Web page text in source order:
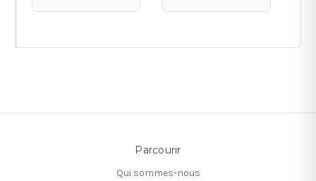
Parcourir
Qui sommes-nous